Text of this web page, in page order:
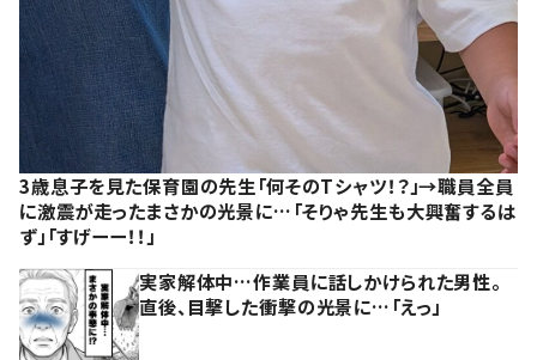
3歳息子を見た保育園の先生「何そのTシャツ！？」→職員全員
に激震が走ったまさかの光景に…「そりゃ先生も大興奮するは
ず」「すげーー！！」
実家解体中…作業員に話しかけられた男性。
直後、目撃した衝撃の光景に…「えっ」